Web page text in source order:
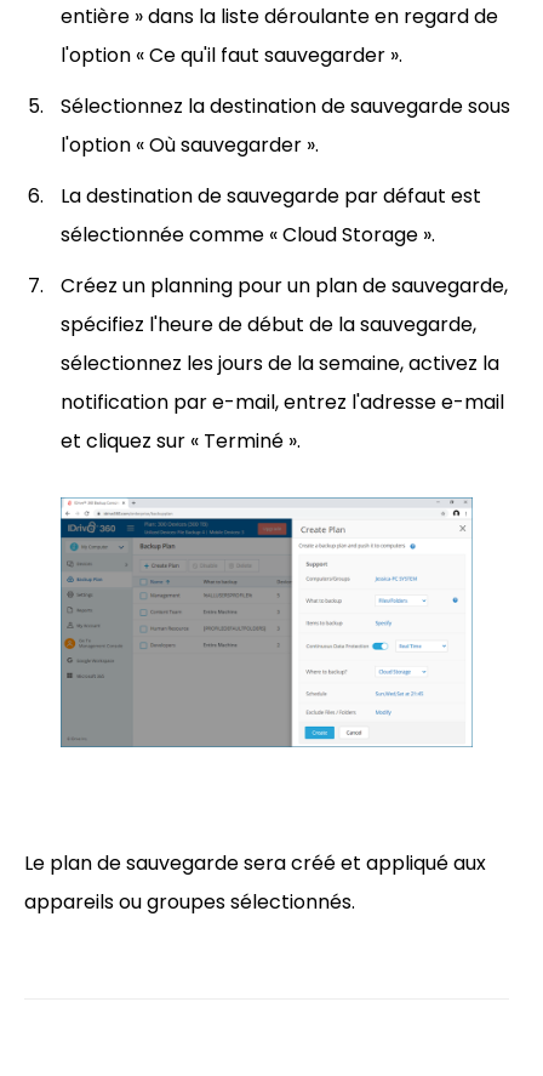
entière » dans la liste déroulante en regard de
l'option « Ce qu'il faut sauvegarder ».
Sélectionnez la destination de sauvegarde sous
l'option « Où sauvegarder ».
La destination de sauvegarde par défaut est
sélectionnée comme « Cloud Storage ».
Créez un planning pour un plan de sauvegarde,
spécifiez l'heure de début de la sauvegarde,
sélectionnez les jours de la semaine, activez la
notification par e-mail, entrez l'adresse e-mail
et cliquez sur « Terminé ».
Le plan de sauvegarde sera créé et appliqué aux
appareils ou groupes sélectionnés.